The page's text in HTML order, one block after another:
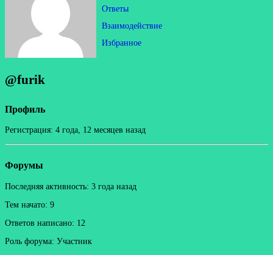
Ответы
Взаимодействие
Избранное
@furik
Профиль
Регистрация: 4 года, 12 месяцев назад
Форумы
Последняя активность: 3 года назад
Тем начато: 9
Ответов написано: 12
Роль форума: Участник